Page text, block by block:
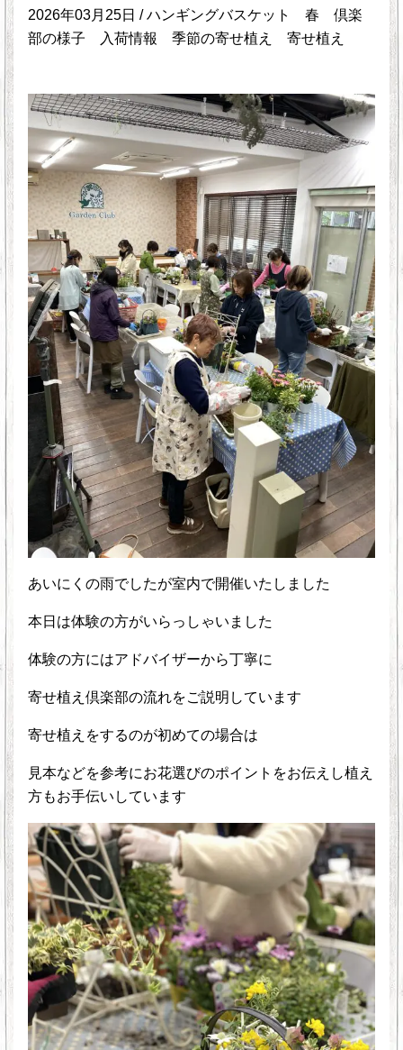
2026年03月25日 /ハンギングバスケット 春
倶楽
部の様子
入荷情報 季節の寄せ植え 寄せ植え
あいにくの雨でしたが室内で開催いたしました
本日は体験の方がいらっしゃいました
体験の方にはアドバイザーから丁寧に
寄せ植え倶楽部の流れをご説明しています
寄せ植えをするのが初めての場合は
見本などを参考にお花選びのポイントをお伝えし植え
方もお手伝いしています